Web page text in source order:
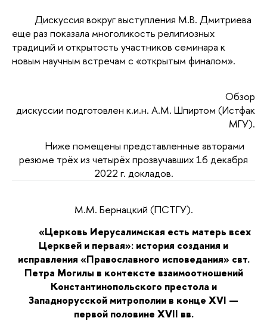
Дискуссия вокруг выступления М.В. Дмитриева
еще раз показала многоликость религиозных
традиций и открытость участников семинара к
новым научным встречам с «открытым финалом».
Обзор
дискуссии подготовлен к.и.н. А.М. Шпиртом (Истфак
МГУ).
Ниже помещены представленные авторами
резюме трёх из четырёх прозвучавших 16 декабря
2022 г. докладов.
М.М. Бернацкий (ПСТГУ).
«Церковь Иерусалимская есть матерь всех
Церквей и первая»: история создания и
исправления «Православного исповедания» свт.
Петра Могилы в контексте взаимоотношений
Константинопольского престола и
Западнорусской митрополии в конце XVI —
первой половине XVII вв.